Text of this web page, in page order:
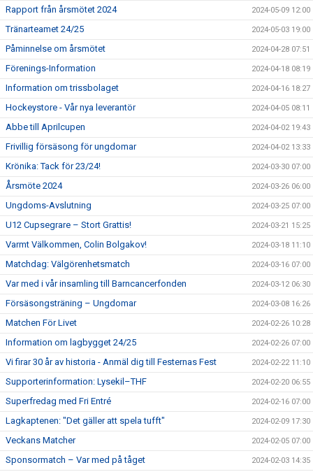
Rapport från årsmötet 2024 2024-05-09 12:00
Tränarteamet 24/25 2024-05-03 19:00
Påminnelse om årsmötet 2024-04-28 07:51
Förenings-Information 2024-04-18 08:19
Information om trissbolaget 2024-04-16 18:27
Hockeystore - Vår nya leverantör 2024-04-05 08:11
Abbe till Aprilcupen 2024-04-02 19:43
Frivillig försäsong för ungdomar 2024-04-02 13:33
Krönika: Tack för 23/24! 2024-03-30 07:00
Årsmöte 2024 2024-03-26 06:00
Ungdoms-Avslutning 2024-03-25 07:00
U12 Cupsegrare – Stort Grattis! 2024-03-21 15:25
Varmt Välkommen, Colin Bolgakov! 2024-03-18 11:10
Matchdag: Välgörenhetsmatch 2024-03-16 07:00
Var med i vår insamling till Barncancerfonden 2024-03-12 06:30
Försäsongsträning – Ungdomar 2024-03-08 16:26
Matchen För Livet 2024-02-26 10:28
Information om lagbygget 24/25 2024-02-26 07:00
Vi firar 30 år av historia - Anmäl dig till Festernas Fest 2024-02-22 11:10
Supporterinformation: Lysekil–THF 2024-02-20 06:55
Superfredag med Fri Entré 2024-02-16 07:00
Lagkaptenen: "Det gäller att spela tufft" 2024-02-09 17:30
Veckans Matcher 2024-02-05 07:00
Sponsormatch – Var med på tåget 2024-02-03 14:35